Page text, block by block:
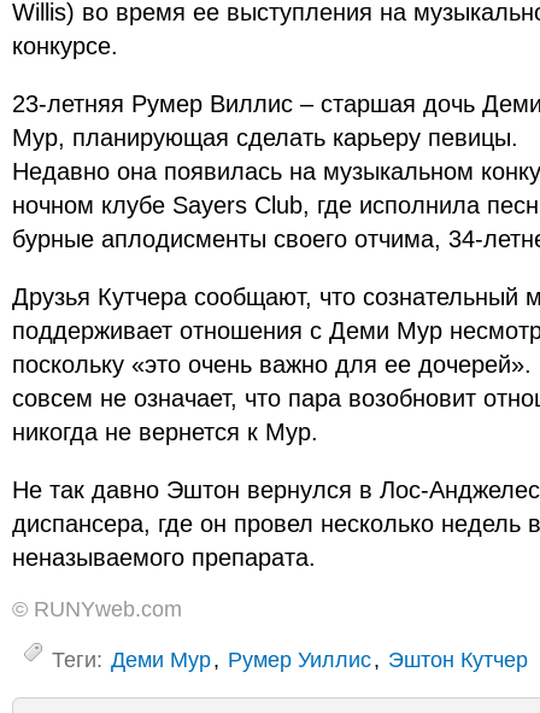
Willis) во время ее выступления на
конкурсе.
23-летняя Румер Виллис – старшая дочь
Мур, планирующая сделать карьеру певицы.
Недавно она появилась на музыкальном
ночном клубе Sayers Club, где исполнила
бурные аплодисменты своего отчима, 34-
Друзья Кутчера сообщают, что сознательный
поддерживает отношения с Деми Мур
поскольку «это очень важно для ее
совсем не означает, что пара возобновит
никогда не вернется к Мур.
Не так давно Эштон вернулся в Лос-Анджелес
диспансера, где он провел несколько недель
неназываемого препарата.
© RUNYweb.com
Теги: Деми Мур, Румер Уиллис, Эштон Кутчер